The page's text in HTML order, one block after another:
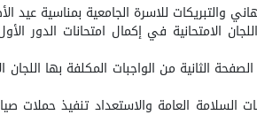
للاسرة الجامعية بمناسية عيد
في إكمال امتحانات الدور
الثانية من الواجبات المكلفة بها اللجان
العامة والاستعداد تنفيذ حملات